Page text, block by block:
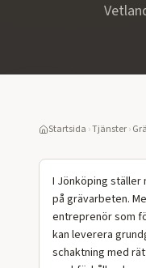
Startsida ›Tjänster›
I Jönköping ställer
på grävarbeten.
entreprenör som
kan leverera
schaktning med